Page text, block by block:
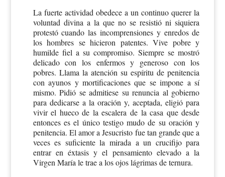
La fuerte actividad obedece a un continuo querer la
voluntad divina a la que no se resistió ni siquiera
protestó cuando las incomprensiones y enredos de
los hombres se hicieron patentes. Vive pobre y
humilde fiel a su compromiso. Siempre se mostró
delicado con los enfermos y generoso con los
pobres. Llama la atención su espíritu de penitencia
con ayunos y mortificaciones que se impone a sí
mismo. Pidió se admitiese su renuncia al gobierno
para dedicarse a la oración y, aceptada, eligió para
vivir el hueco de la escalera de la casa que desde
entonces es el único testigo mudo de su oración y
penitencia. El amor a Jesucristo fue tan grande que a
veces es suficiente la mirada a un crucifijo para
entrar en éxtasis y el pensamiento elevado a la
Virgen María le trae a los ojos lágrimas de ternura.